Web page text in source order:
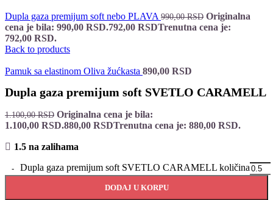
Dupla gaza premijum soft nebo PLAVA 990,00RSD Originalna
cena je bila: 990,00 RSD.792,00 RSDTrenutna cena je:
792,00 RSD.
Back to products
Pamuk sa elastinom Oliva žućkasta 890,00 RSD
Dupla gaza premijum soft SVETLO CARAMELL
1.100,00RSD Originalna cena je bila:
1.100,00 RSD.880,00 RSDTrenutna cena je: 880,00 RSD.
1.5 na zalihama
Dupla gaza premijum soft SVETLO CARAMELL količina
DODAJ U KORPU